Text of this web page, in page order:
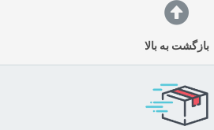
بازگشت به بالا